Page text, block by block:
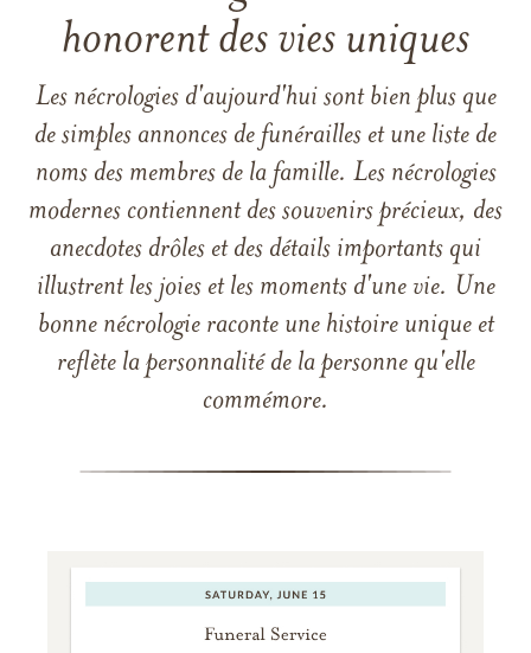
honorent des vies uniques
Les nécrologies d'aujourd'hui sont bien plus que
de simples annonces de funérailles et une liste de
noms des membres de la famille. Les nécrologies
modernes contiennent des souvenirs précieux, des
anecdotes drôles et des détails importants qui
illustrent les joies et les moments d'une vie. Une
bonne nécrologie raconte une histoire unique et
reflète la personnalité de la personne qu'elle
commémore.